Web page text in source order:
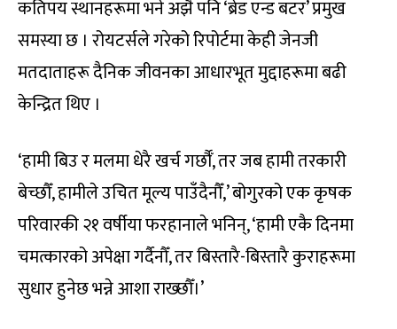
कतिपय स्थानहरूमा भने अझै पनि ‘ब्रेड एन्ड बटर’ प्रमुख
समस्या छ । रोयटर्सले गरेको रिपोर्टमा केही जेनजी
मतदाताहरू दैनिक जीवनका आधारभूत मुद्दाहरूमा बढी
केन्द्रित थिए ।
‘हामी बिउ र मलमा धेरै खर्च गर्छौँ, तर जब हामी तरकारी
बेच्छौँ, हामीले उचित मूल्य पाउँदैनौँ,’ बोगुरको एक कृषक
परिवारकी २१ वर्षीया फरहानाले भनिन्, ‘हामी एकै दिनमा
चमत्कारको अपेक्षा गर्दैनौँ, तर बिस्तारै-बिस्तारै कुराहरूमा
सुधार हुनेछ भन्ने आशा राख्छौँ।’